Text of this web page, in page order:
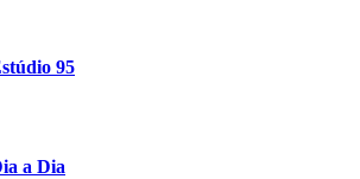
95
a Dia